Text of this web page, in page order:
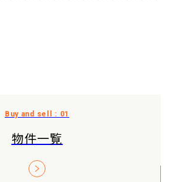
物件一覧